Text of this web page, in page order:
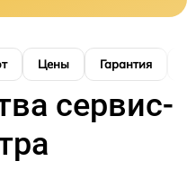
Цены Гарантия
сервис-